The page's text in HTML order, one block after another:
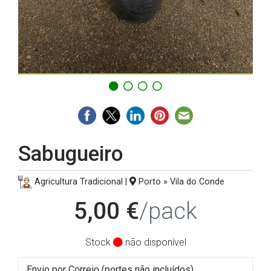
Sabugueiro
Agricultura Tradicional | Porto » Vila do Conde
5,00 €/pack
Stock não disponível